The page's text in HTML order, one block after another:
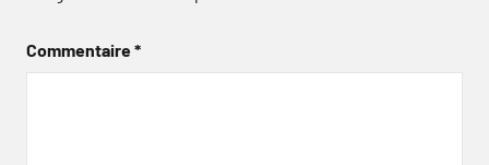
Commentaire*